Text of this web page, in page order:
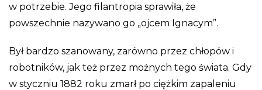
w potrzebie. Jego filantropia sprawiła, że
powszechnie nazywano go „ojcem Ignacym”.
Był bardzo szanowany, zarówno przez chłopów i
robotników, jak też przez możnych tego świata. Gdy
w styczniu 1882 roku zmarł po ciężkim zapaleniu